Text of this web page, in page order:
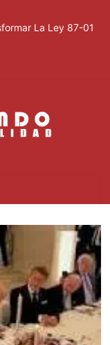
La Ley 87-01
Meses Impulsadas
Millones